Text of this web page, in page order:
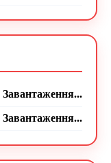
Завантаження...
Завантаження...